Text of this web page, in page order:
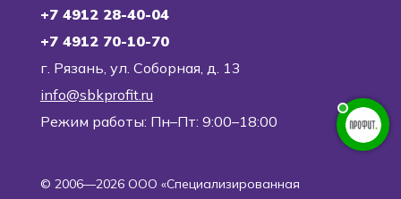
+7 4912 28-40-04
+7 4912 70-10-70
г. Рязань, ул. Соборная, д. 13
info@sbkprofit.ru
Режим работы: Пн–Пт: 9:00–18:00
© 2006—2026 ООО «Специализированная